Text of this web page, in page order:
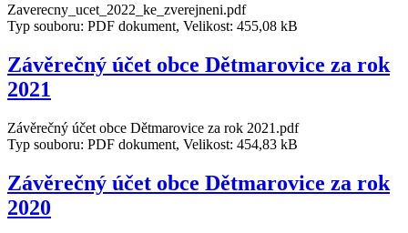
Zaverecny_ucet_2022_ke_zverejneni.pdf
Typ souboru: PDF dokument, Velikost: 455,08 kB
Závěrečný účet obce Dětmarovice za rok
2021
Závěrečný účet obce Dětmarovice za rok 2021.pdf
Typ souboru: PDF dokument, Velikost: 454,83 kB
Závěrečný účet obce Dětmarovice za rok
2020